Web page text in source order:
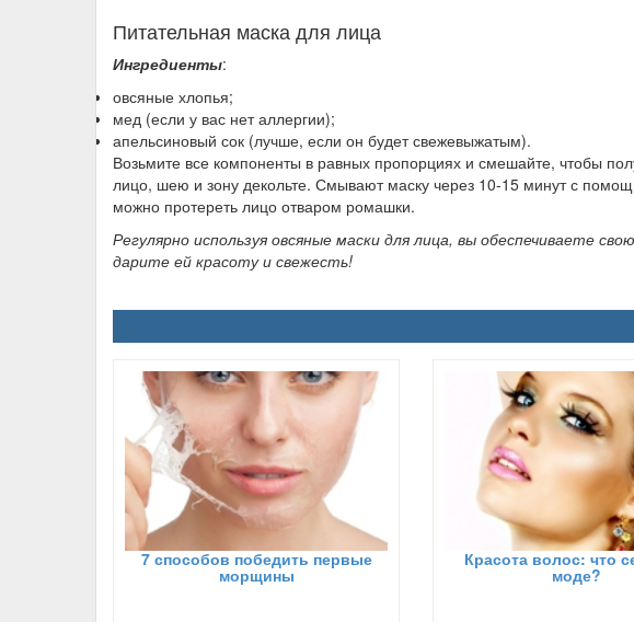
Питательная маска для лица
Ингредиенты:
овсяные хлопья;
мед (если у вас нет аллергии);
апельсиновый сок (лучше, если он будет свежевыжатым).
Возьмите все компоненты в равных пропорциях и смешайте, чтобы
лицо, шею и зону декольте. Смывают маску через 10-15 минут с
можно протереть лицо отваром ромашки.
Регулярно используя овсяные маски для лица, вы обеспечиваете
дарите ей красоту и свежесть!
7 способов победить первые
морщины
Красота волос: что
моде?